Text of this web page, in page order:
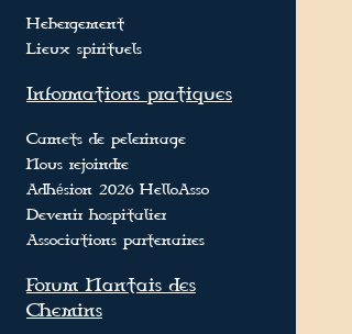
Hebergement
Lieux spirituels
Informations pratiques
Carnets de pelerinage
Nous rejoindre
Adhésion 2026 HelloAsso
Devenir hospitalier
Associations partenaires
Forum Nantais des
Chemins